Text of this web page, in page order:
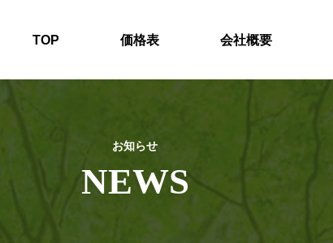
TOP 価格表 会社概要
お知らせ
NEWS